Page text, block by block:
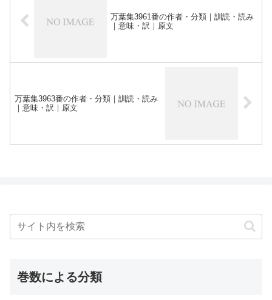
万葉集3961番の作者・分類｜訓読・読み
｜意味・訳｜原文
万葉集3963番の作者・分類｜訓読・読み
｜意味・訳｜原文
巻数による分類